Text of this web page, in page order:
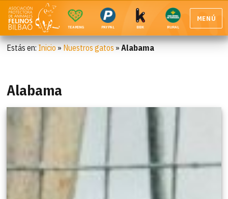
TEAMING PAYPAL BBK RURAL
MENÚ
Estás en: Inicio » Nuestros gatos »Alabama
Alabama